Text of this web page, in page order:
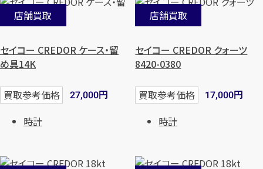
店舗買取
セイコー CREDOR ケース・留
め具14K
買取参考価格 27,000円
時計
店舗買取
セイコー CREDOR クォーツ
8420-0380
買取参考価格 17,000円
時計